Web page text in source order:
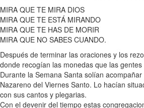
MIRA QUE TE MIRA DIOS
MIRA QUE TE ESTÁ MIRANDO
MIRA QUE TE HAS DE MORIR
MIRA QUE NO SABES CUANDO.
Después de terminar las oraciones y los
donde recogían las monedas que las gentes
Durante la Semana Santa solían
Nazareno del Viernes Santo. Lo hacían
con sus cantos y plegarias.
Con el devenir del tiempo estas